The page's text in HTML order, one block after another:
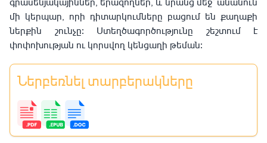
մի կերպար, որի դիտարկումները բացում են քաղաքի
ներքին շունչը։ Ստեղծագործությունը շեշտում է
փոփոխության ու կորսվող կենցաղի թեման։
Ներբեռնել տարբերակները